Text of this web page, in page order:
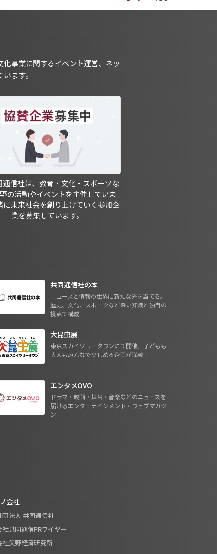
事業に関するイベント運営、ネッ
ます。
通信社は、教育・文化・スポーツな
の活動やイベントを主催していま
に未来社会を創り上げていく参加企
業を募集しています。
共同通信社の本
ニュースと情報の世界に新たな光を当てる。
歴史、文化、スポーツなど深い知識と独自の
視点で構成
大昆虫展
東京スカイツリータウンにて開催。子どもも
大人もみんなで楽しめる企画が満載！
エンタメOVO
ドラマ・映画・舞台・音楽などのニュースを
届けるエンターテインメント・ウェブマガジ
ン
会社
団法人 共同通信社
社共同通信PRワイヤー
社矢野経済研究所